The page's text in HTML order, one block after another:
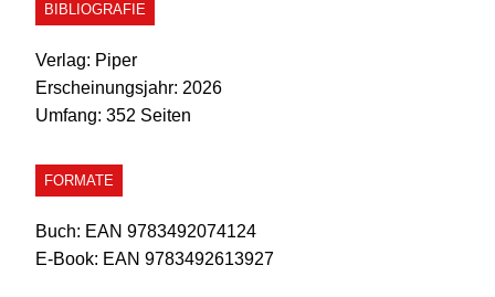
BIBLIOGRAFIE
Verlag: Piper
Erscheinungsjahr: 2026
Umfang: 352 Seiten
FORMATE
Buch: EAN 9783492074124
E-Book: EAN 9783492613927